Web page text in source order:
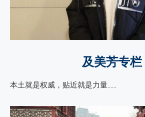
及美芳专栏
本土就是权威，贴近就是力量……